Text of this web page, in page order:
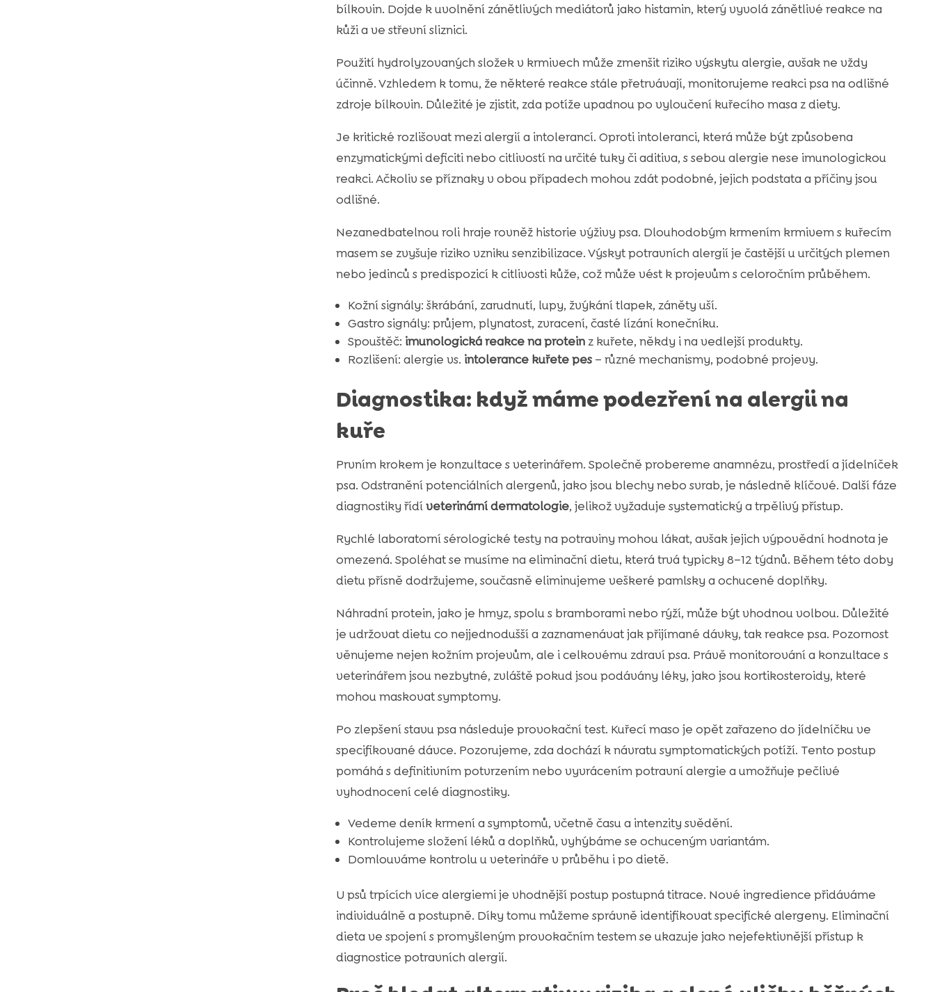
bílkovin. Dojde k uvolnění zánětlivých mediátorů jako histamin, který vyvolá zánětlivé reakce na
kůži a ve střevní sliznici.
Použití hydrolyzovaných složek v krmivech může zmenšit riziko výskytu alergie, avšak ne vždy
účinně. Vzhledem k tomu, že některé reakce stále přetrvávají, monitorujeme reakci psa na odlišné
zdroje bílkovin. Důležité je zjistit, zda potíže upadnou po vyloučení kuřecího masa z diety.
Je kritické rozlišovat mezi alergií a intolerancí. Oproti intoleranci, která může být způsobena
enzymatickými deficiti nebo citlivostí na určité tuky či aditiva, s sebou alergie nese imunologickou
reakci. Ačkoliv se příznaky v obou případech mohou zdát podobné, jejich podstata a příčiny jsou
odlišné.
Nezanedbatelnou roli hraje rovněž historie výživy psa. Dlouhodobým krmením krmivem s kuřecím
masem se zvyšuje riziko vzniku senzibilizace. Výskyt potravních alergií je častější u určitých plemen
nebo jedinců s predispozicí k citlivosti kůže, což může vést k projevům s celoročním průběhem.
Kožní signály: škrábání, zarudnutí, lupy, žvýkání tlapek, záněty uší.
Gastro signály: průjem, plynatost, zvracení, časté lízání konečníku.
Spouštěč: imunologická reakce na proteinz kuřete, někdy i na vedlejší produkty.
Rozlišení: alergie vs. intolerance kuřete pes– různé mechanismy, podobné projevy.
Diagnostika: když máme podezření na alergii na
kuře
Prvním krokem je konzultace s veterinářem. Společně probereme anamnézu, prostředí a jídelníček
psa. Odstranění potenciálních alergenů, jako jsou blechy nebo svrab, je následně klíčové. Další fáze
diagnostiky řídíveterinární dermatologie, jelikož vyžaduje systematický a trpělivý přístup.
Rychlé laboratorní sérologické testy na potraviny mohou lákat, avšak jejich výpovědní hodnota je
omezená. Spoléhat se musíme na eliminační dietu, která trvá typicky 8–12 týdnů. Během této doby
dietu přísně dodržujeme, současně eliminujeme veškeré pamlsky a ochucené doplňky.
Náhradní protein, jako je hmyz, spolu s bramborami nebo rýží, může být vhodnou volbou. Důležité
je udržovat dietu co nejjednodušší a zaznamenávat jak přijímané dávky, tak reakce psa. Pozornost
věnujeme nejen kožním projevům, ale i celkovému zdraví psa. Právě monitorování a konzultace s
veterinářem jsou nezbytné, zvláště pokud jsou podávány léky, jako jsou kortikosteroidy, které
mohou maskovat symptomy.
Po zlepšení stavu psa následuje provokační test. Kuřecí maso je opět zařazeno do jídelníčku ve
specifikované dávce. Pozorujeme, zda dochází k návratu symptomatických potíží. Tento postup
pomáhá s definitivním potvrzením nebo vyvrácením potravní alergie a umožňuje pečlivé
vyhodnocení celé diagnostiky.
Vedeme deník krmení a symptomů, včetně času a intenzity svědění.
Kontrolujeme složení léků a doplňků, vyhýbáme se ochuceným variantám.
Domlouváme kontrolu u veterináře v průběhu i po dietě.
U psů trpících více alergiemi je vhodnější postup postupná titrace. Nové ingredience přidáváme
individuálně a postupně. Díky tomu můžeme správně identifikovat specifické alergeny. Eliminační
dieta ve spojení s promyšleným provokačním testem se ukazuje jako nejefektivnější přístup k
diagnostice potravních alergií.